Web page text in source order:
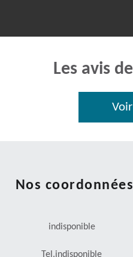
Les avis
Nos coordonnées
indisponible
Tel.indisponible